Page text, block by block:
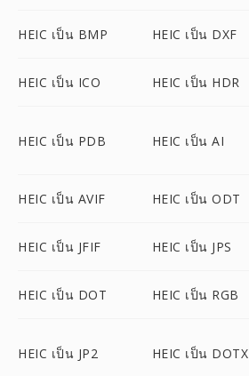
HEIC เป็น BMP HEIC เป็น DXF
HEIC เป็น ICO HEIC เป็น HDR
HEIC เป็น PDB HEIC เป็น AI
HEIC เป็น AVIF HEIC เป็น ODT
HEIC เป็น JFIF HEIC เป็น JPS
HEIC เป็น DOT HEIC เป็น RGB
HEIC เป็น JP2 HEIC เป็น DOTX